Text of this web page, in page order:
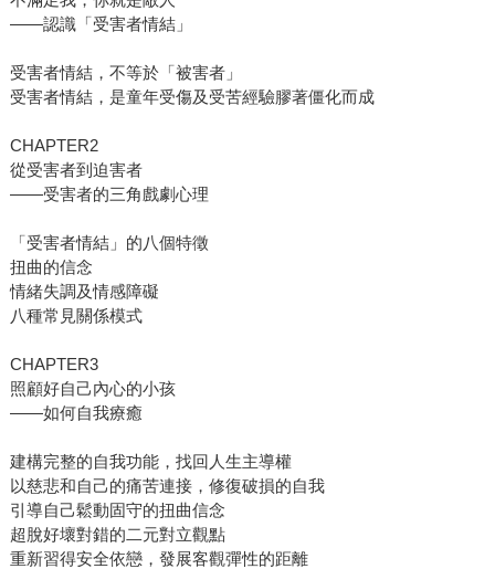
——認識「受害者情結」
受害者情結，不等於「被害者」
受害者情結，是童年受傷及受苦經驗膠著僵化而成
CHAPTER2
從受害者到迫害者
——受害者的三角戲劇心理
「受害者情結」的八個特徵
扭曲的信念
情緒失調及情感障礙
八種常見關係模式
CHAPTER3
照顧好自己內心的小孩
——如何自我療癒
建構完整的自我功能，找回人生主導權
以慈悲和自己的痛苦連接，修復破損的自我
引導自己鬆動固守的扭曲信念
超脫好壞對錯的二元對立觀點
重新習得安全依戀，發展客觀彈性的距離